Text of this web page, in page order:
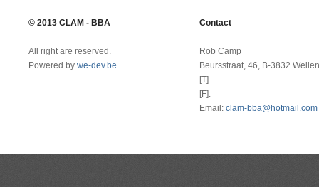
© 2013 CLAM - BBA
All right are reserved.
Powered by we-dev.be
Contact
Rob Camp
Beursstraat, 46, B-3832 Wellen
[T]:
[F]:
Email: clam-bba@hotmail.com